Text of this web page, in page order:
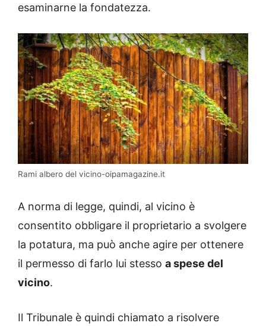
esaminarne la fondatezza.
Rami albero del vicino-oipamagazine.it
A norma di legge, quindi, al vicino è
consentito obbligare il proprietario a svolgere
la potatura, ma può anche agire per ottenere
il permesso di farlo lui stesso a spese del
vicino.
Il Tribunale è quindi chiamato a risolvere